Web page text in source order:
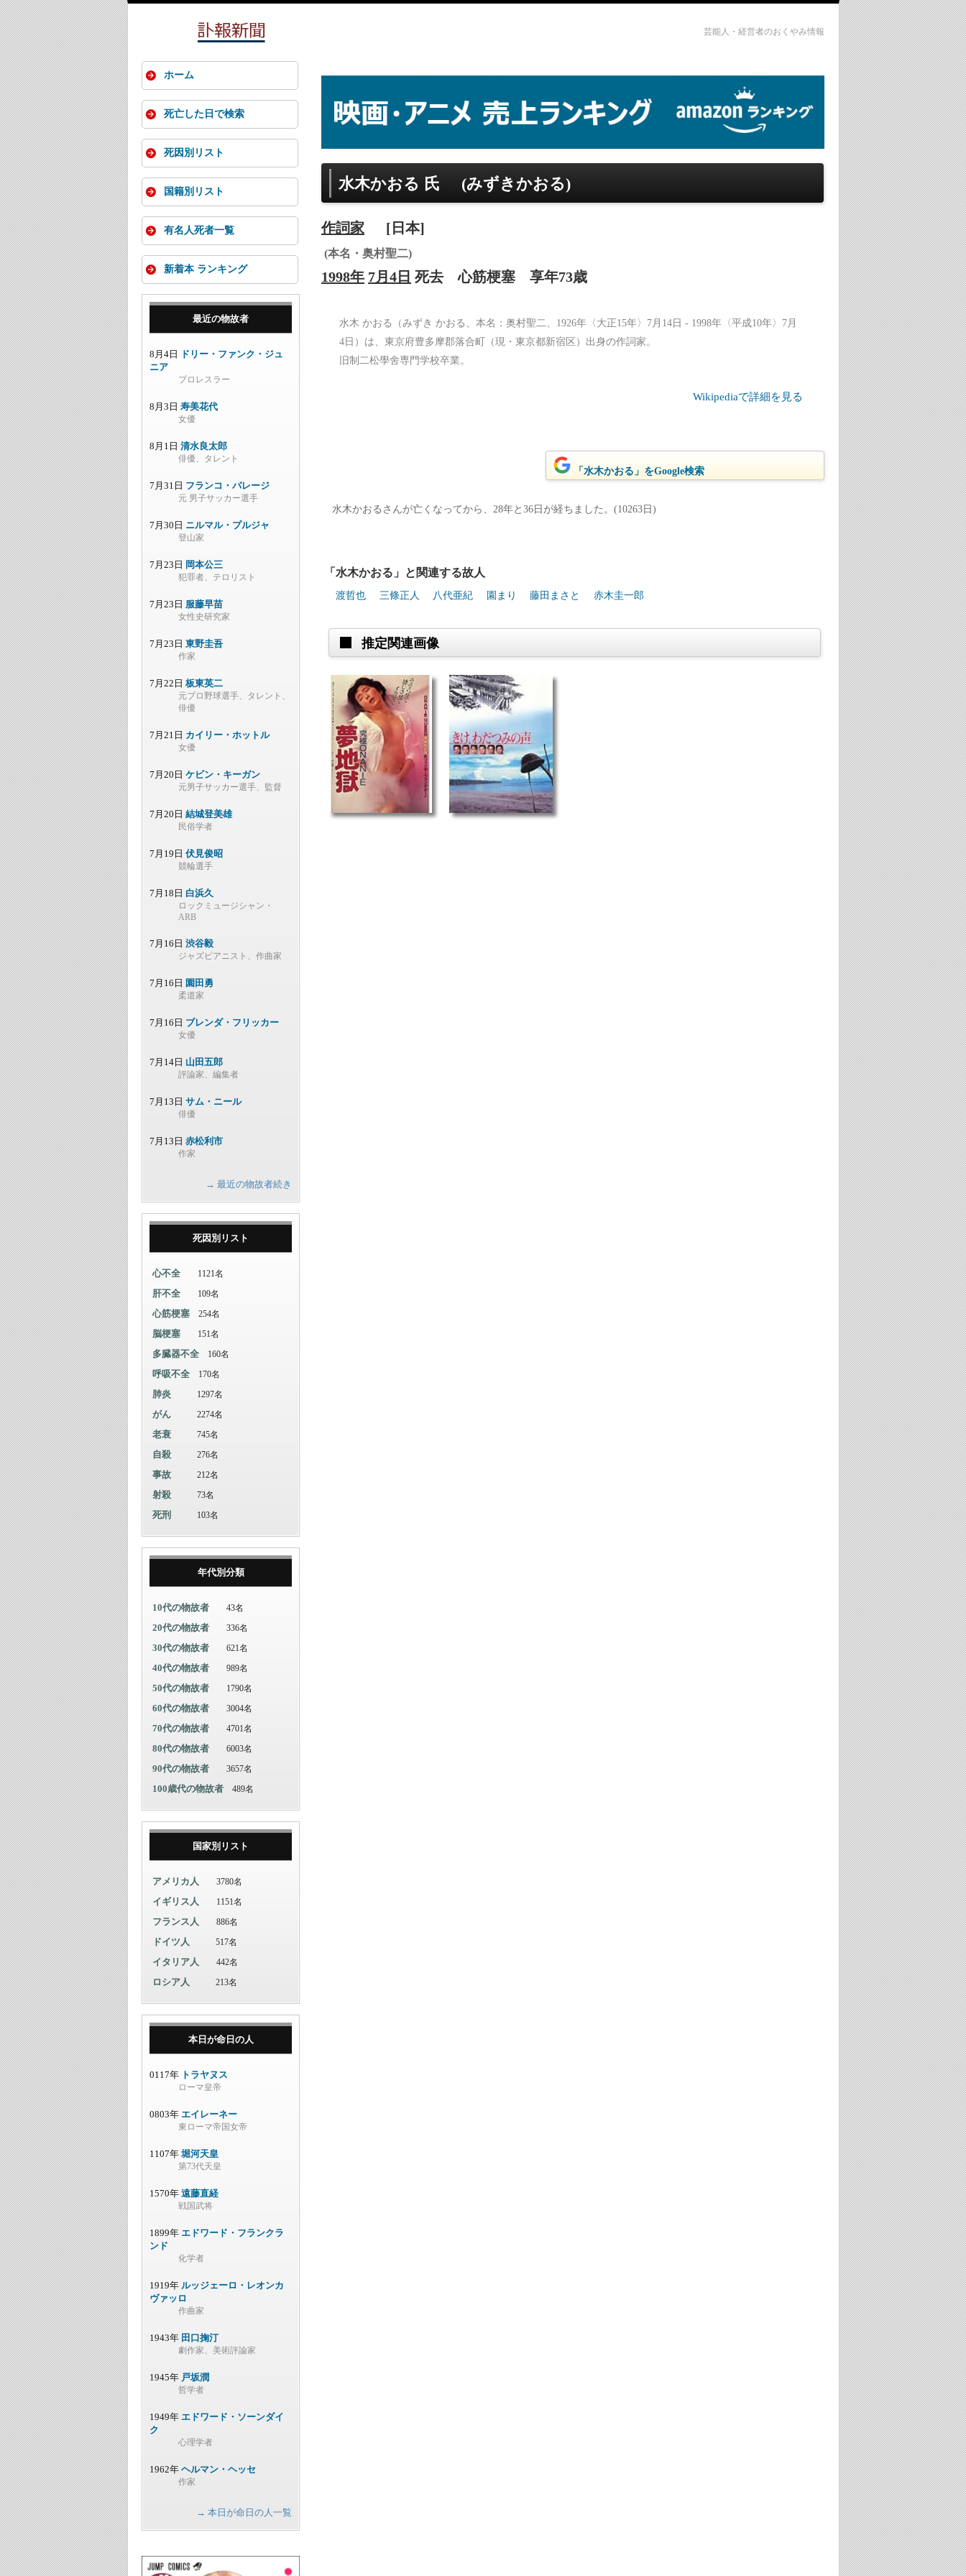
芸能人・経営者のおくやみ情報
水木かおる 氏 (みずきかおる)
作詞家 [日本]
(本名・奥村聖二)
1998年 7月4日 死去 心筋梗塞 享年73歳
水木 かおる（みずき かおる、本名：奥村聖二、1926年〈大正15年〉7月14日 - 1998年〈平成10年〉7月
4日）は、東京府豊多摩郡落合町（現・東京都新宿区）出身の作詞家。
旧制二松學舍専門学校卒業。
Wikipediaで詳細を見る
「水木かおる」をGoogle検索
水木かおるさんが亡くなってから、28年と36日が経ちました。(10263日)
「水木かおる」と関連する故人
渡哲也 三條正人 八代亜紀 園まり 藤田まさと 赤木圭一郎
推定関連画像
ホーム
死亡した日で検索
死因別リスト
国籍別リスト
有名人死者一覧
新着本 ランキング
最近の物故者
8月4日
ドリー・ファンク・ジュ
ニア
プロレスラー
8月3日 寿美花代
女優
8月1日 清水良太郎
俳優、タレント
7月31日 フランコ・バレージ
元 男子サッカー選手
7月30日 ニルマル・プルジャ
登山家
7月23日 岡本公三
犯罪者、テロリスト
7月23日 服藤早苗
女性史研究家
7月23日 東野圭吾
作家
7月22日 板東英二
元プロ野球選手、タレント、
俳優
7月21日 カイリー・ホットル
女優
7月20日 ケビン・キーガン
元男子サッカー選手、監督
7月20日 結城登美雄
民俗学者
7月19日 伏見俊昭
競輪選手
7月18日 白浜久
ロックミュージシャン・
ARB
7月16日 渋谷毅
ジャズピアニスト、作曲家
7月16日 園田勇
柔道家
7月16日 ブレンダ・フリッカー
女優
7月14日 山田五郎
評論家、編集者
7月13日 サム・ニール
俳優
7月13日 赤松利市
作家
→ 最近の物故者続き
死因別リスト
心不全 1121名
肝不全 109名
心筋梗塞 254名
脳梗塞 151名
多臓器不全 160名
呼吸不全 170名
肺炎 1297名
がん 2274名
老衰 745名
自殺 276名
事故 212名
射殺 73名
死刑 103名
年代別分類
10代の物故者 43名
20代の物故者 336名
30代の物故者 621名
40代の物故者 989名
50代の物故者 1790名
60代の物故者 3004名
70代の物故者 4701名
80代の物故者 6003名
90代の物故者 3657名
100歳代の物故者 489名
国家別リスト
アメリカ人 3780名
イギリス人 1151名
フランス人 886名
ドイツ人 517名
イタリア人 442名
ロシア人 213名
本日が命日の人
0117年 トラヤヌス
ローマ皇帝
0803年 エイレーネー
東ローマ帝国女帝
1107年堀河天皇
第73代天皇
1570年 遠藤直経
戦国武将
1899年 エドワード・フランクラ
ンド
化学者
1919年 ルッジェーロ・レオンカ
ヴァッロ
作曲家
1943年 田口掬汀
劇作家、美術評論家
1945年 戸坂潤
哲学者
1949年 エドワード・ソーンダイ
ク
心理学者
1962年 ヘルマン・ヘッセ
作家
→ 本日が命日の人一覧